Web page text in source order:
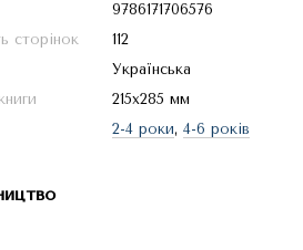
9786171706576
сторінок
112
Українська
215х285 мм
2-4 роки, 4-6 років